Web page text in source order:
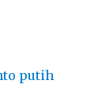
putih